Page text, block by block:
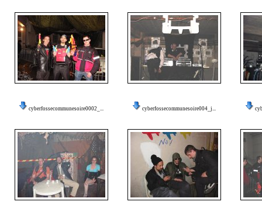
cyberfossecommunesoire0002_... cyberfossecommunesoire004_j...